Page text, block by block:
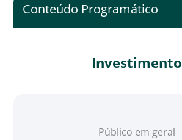
Conteúdo Programático
Investimento
Público em geral